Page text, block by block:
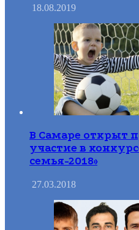
18.08.2019
В Самаре открыт
участие в
семья-2018»
27.03.2018